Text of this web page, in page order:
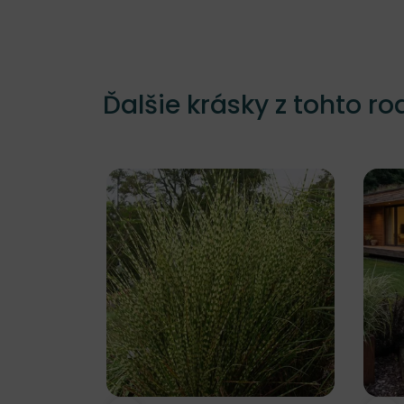
Ďalšie krásky z tohto